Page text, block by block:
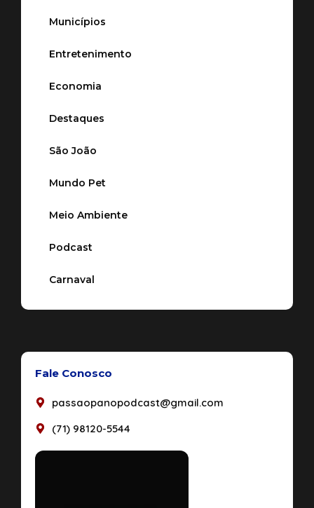
Municípios
Entretenimento
Economia
Destaques
São João
Mundo Pet
Meio Ambiente
Podcast
Carnaval
Fale Conosco
passaopanopodcast@gmail.com
(71) 98120-5544